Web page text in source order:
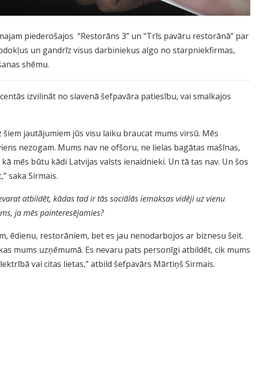
piederošajos “Restorāns 3” un “Trīs pavāru restorānā” par
un gandrīz visus darbiniekus algo no starpniekfirmas,
shēmu.
izvilināt no slavenā šefpavāra patiesību, vai smalkajos
jautājumiem jūs visu laiku braucat mums virsū. Mēs
nezogam. Mums nav ne ofšoru, ne lielas bagātas mašīnas,
mēs būtu kādi Latvijas valsts ienaidnieki. Un tā tas nav. Un šos
saka Sirmais.
atbildēt, kādas tad ir tās sociālās iemaksas vidēji uz vienu
ja mēs painteresējamies?
ēdienu, restorāniem, bet es jau nenodarbojos ar biznesu šeit.
mums uzņēmumā. Es nevaru pats personīgi atbildēt, cik mums
vai citas lietas,” atbild šefpavārs Mārtiņš Sirmais.